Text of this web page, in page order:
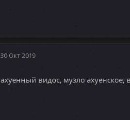
30 Окт 2019
ахуенный видос, музло ахуенское,